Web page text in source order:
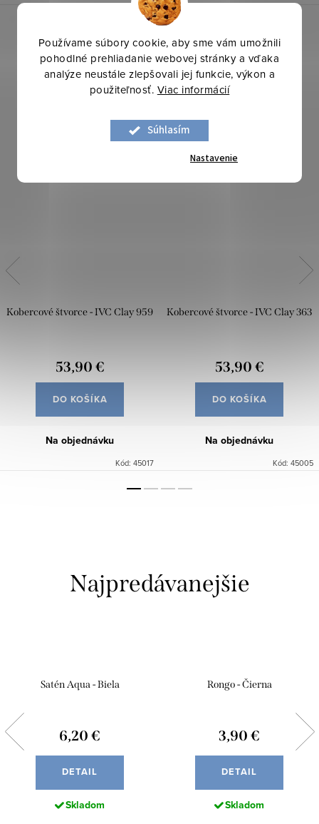
Používame súbory cookie, aby sme vám umožnili
pohodlné prehliadanie webovej stránky a vďaka
analýze neustále zlepšovali jej funkcie, výkon a
použiteľnosť. Viac informácií
Súhlasím
Nastavenie
Kobercové štvorce - IVC Clay 959
53,90 €
DO KOŠÍKA
Na objednávku
Kód: 45017
Kobercové štvorce - IVC Clay 363
53,90 €
DO KOŠÍKA
Na objednávku
Kód: 45005
Najpredávanejšie
Satén Aqua - Biela
6,20 €
DETAIL
Skladom
Rongo - Čierna
3,90 €
DETAIL
Skladom